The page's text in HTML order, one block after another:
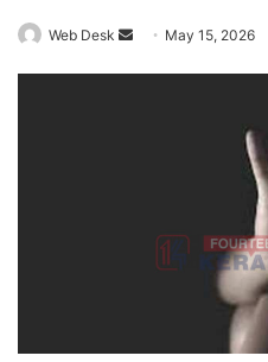
Web Desk
Send May 15, 2026